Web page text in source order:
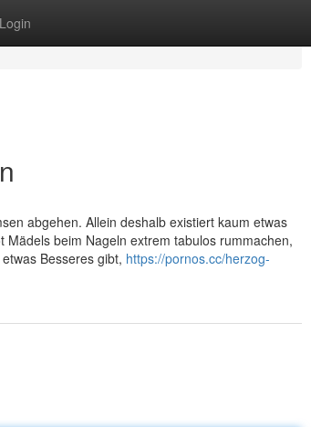
Login
abgehen. Allein deshalb existiert kaum etwas
beim Nageln extrem tabulos rummachen,
Besseres gibt, https://pornos.cc/herzog-